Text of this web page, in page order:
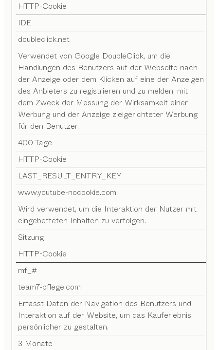
HTTP-Cookie
IDE
doubleclick.net
Verwendet von Google DoubleClick, um die
Handlungen des Benutzers auf der Webseite nach
der Anzeige oder dem Klicken auf eine der Anzeigen
des Anbieters zu registrieren und zu melden, mit
dem Zweck der Messung der Wirksamkeit einer
Werbung und der Anzeige zielgerichteter Werbung
für den Benutzer.
400 Tage
HTTP-Cookie
LAST_RESULT_ENTRY_KEY
www.youtube-nocookie.com
Wird verwendet, um die Interaktion der Nutzer mit
eingebetteten Inhalten zu verfolgen.
Sitzung
HTTP-Cookie
mf_#
team7-pflege.com
Erfasst Daten der Navigation des Benutzers und
Interaktion auf der Website, um das Kauferlebnis
persönlicher zu gestalten.
3 Monate